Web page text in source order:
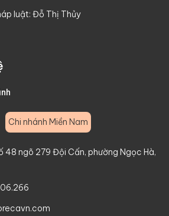
luật: Đỗ Thị Thủy
Chi nhánh Miền Nam
48 ngõ 279 Đội Cấn, phường Ngọc Hà,